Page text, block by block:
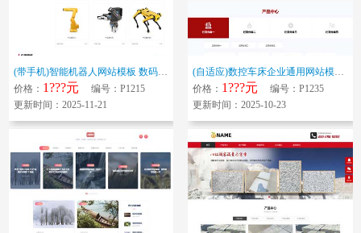
(带手机)智能机器人网站模板 数码传感器网站源码下载
价格： 1???元 编号：P1215
更新时间：2025-11-21
(自适应)数控车床企业通用网站模板 机械设备数控机床网站源码下载
价格： 1???元 编号：P1235
更新时间：2025-10-23